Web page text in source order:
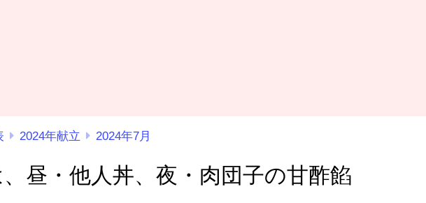
2024年献立 2024年7月
昼・他人丼、夜・肉団子の甘酢餡